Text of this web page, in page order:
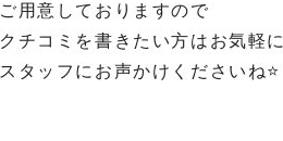
ご用意しておりますので
クチコミを書きたい方はお気軽に
スタッフにお声かけくださいね⭐️